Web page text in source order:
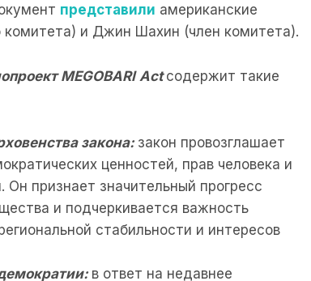
представили американские
и Джин Шахин (член комитета).
MEGOBARI Act содержит такие
закона: закон провозглашает
ценностей, прав человека и
Он признает значительный прогресс
и подчеркивается важность
стабильности и интересов
в ответ на недавнее